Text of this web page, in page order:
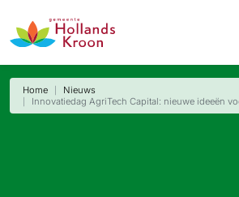
Home
Nieuws
Innovatiedag AgriTech Capital: nieuwe ideeën